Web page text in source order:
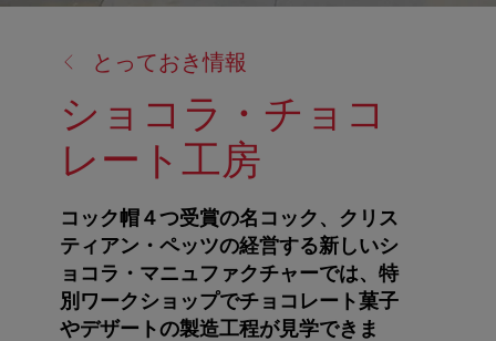
とっておき情報
ショコラ・チョコ
レート工房
コック帽４つ受賞の名コック、クリス
ティアン・ペッツの経営する新しいシ
ョコラ・マニュファクチャーでは、特
別ワークショップでチョコレート菓子
やデザートの製造工程が見学できま